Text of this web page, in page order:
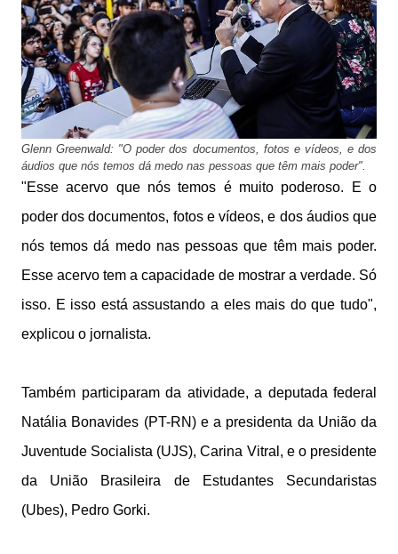
Glenn Greenwald: "O poder dos documentos, fotos e vídeos, e dos
áudios que nós temos dá medo nas pessoas que têm mais poder".
"Esse acervo que nós temos é muito poderoso. E o
poder dos documentos, fotos e vídeos, e dos áudios que
nós temos dá medo nas pessoas que têm mais poder.
Esse acervo tem a capacidade de mostrar a verdade. Só
isso. E isso está assustando a eles mais do que tudo",
explicou o jornalista.
Também participaram da atividade, a deputada federal
Natália Bonavides (PT-RN) e a presidenta da União da
Juventude Socialista (UJS), Carina Vitral, e o presidente
da União Brasileira de Estudantes Secundaristas
(Ubes), Pedro Gorki.